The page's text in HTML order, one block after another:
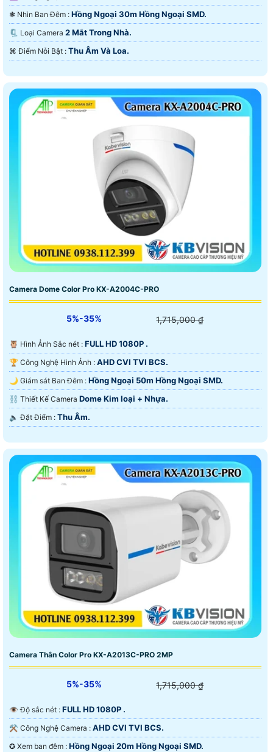
❃ Nhìn Ban Đêm : Hồng Ngoại 30m Hồng Ngoại SMD.
🗜️ Loại Camera 2 Mắt Trong Nhà.
️⌘ Điểm Nỗi Bật : Thu Âm Và Loa.
Camera Dome Color Pro KX-A2004C-PRO
5%-35% 1,715,000 ₫
🦉 Hình Ảnh Sắc nét : FULL HD 1080P .
🏆 Công Nghệ Hình Ảnh : AHD CVI TVI BCS.
🌙 Giám sát Ban Đêm : Hồng Ngoại 50m Hồng Ngoại SMD.
⛓ Thiết Kế Camera Dome Kim loại + Nhựa.
️🔈 Đặt Điểm : Thu Âm.
Camera Thân Color Pro KX-A2013C-PRO 2MP
5%-35% 1,715,000 ₫
👁 Độ sắc nét : FULL HD 1080P .
⚒ Công Nghệ Camera : AHD CVI TVI BCS.
✪ Xem ban đêm : Hồng Ngoại 20m Hồng Ngoại SMD.